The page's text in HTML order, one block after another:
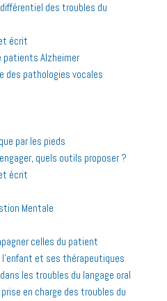
des troubles du
écrit
patients Alzheimer
des pathologies vocales
par les pieds
quels outils proposer ?
écrit
Mentale
celles du patient
et ses thérapeutiques
les troubles du langage oral
en charge des troubles du